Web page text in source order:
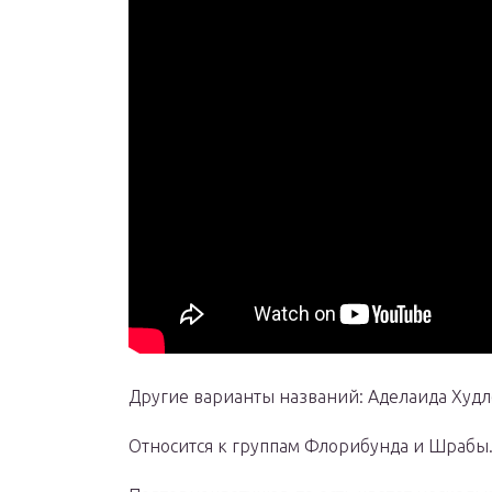
Другие варианты названий: Аделаида
Относится к группам Флорибунда и Шрабы.